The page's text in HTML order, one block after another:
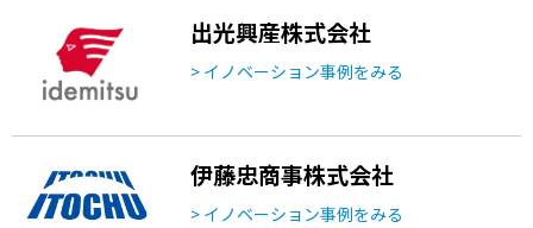
出光興産株式会社
> イノベーション事例をみる
伊藤忠商事株式会社
> イノベーション事例をみる